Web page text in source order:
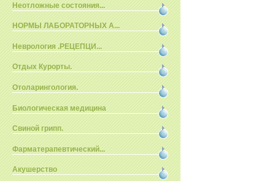
Неотложные состояния...
НОРМЫ ЛАБОРАТОРНЫХ А...
Неврология .РЕЦЕПЦИ...
Отдых Курорты.
Отоларингология.
Биологическая медицина
Свиной грипп.
Фарматерапевтический...
Акушерство